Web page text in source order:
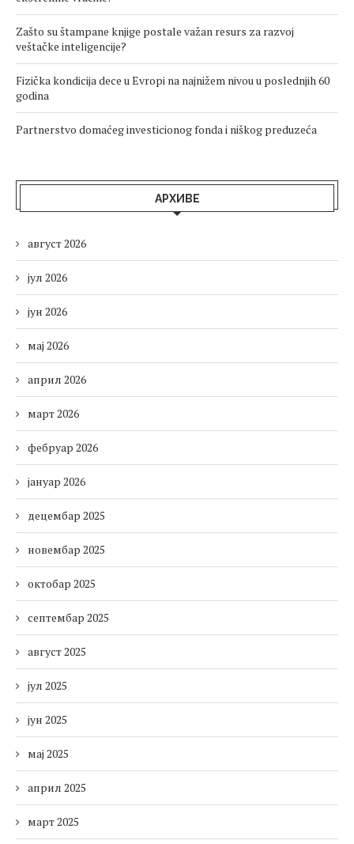
Zašto su štampane knjige postale važan resurs za razvoj
veštačke inteligencije?
Fizička kondicija dece u Evropi na najnižem nivou u poslednjih 60
godina
Partnerstvo domaćeg investicionog fonda i niškog preduzeća
АРХИВЕ
август 2026
јул 2026
јун 2026
мај 2026
април 2026
март 2026
фебруар 2026
јануар 2026
децембар 2025
новембар 2025
октобар 2025
септембар 2025
август 2025
јул 2025
јун 2025
мај 2025
април 2025
март 2025